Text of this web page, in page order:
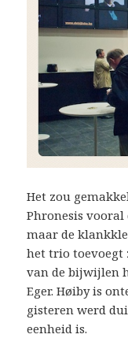
Het zou
Phronesis vooral
maar de
het trio toevoegt
van de bijwijlen
Eger. Høiby is
gisteren werd
eenheid is.